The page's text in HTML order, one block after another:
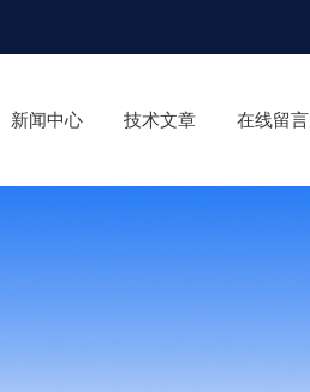
新闻中心 技术文章 在线留言